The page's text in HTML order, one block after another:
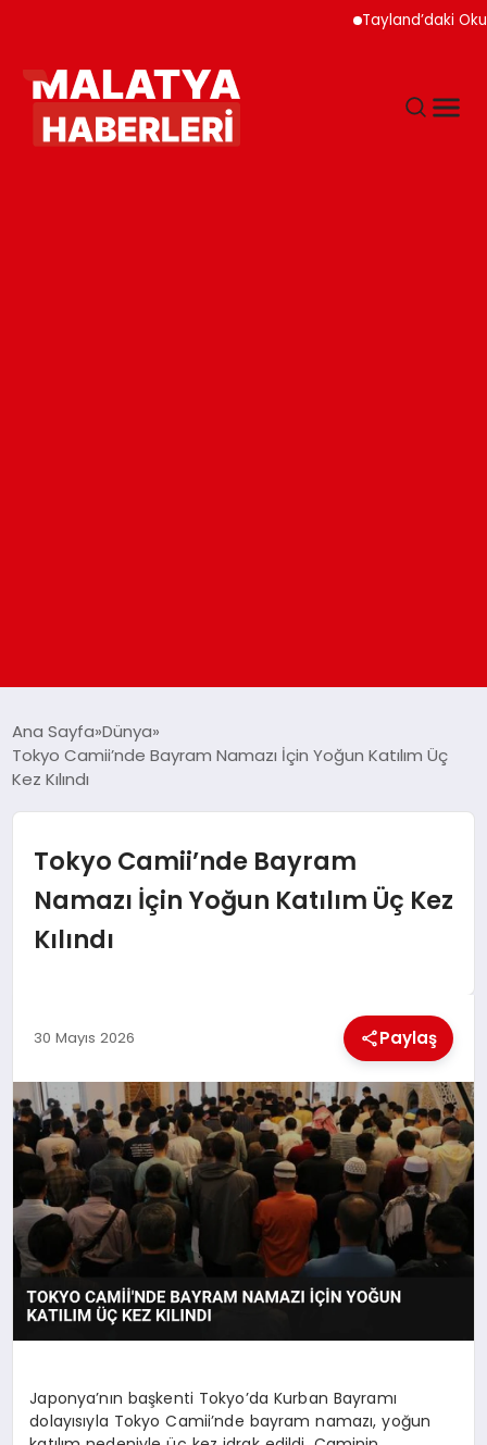
Tayland’daki Okul
GÜNDEM
DÜNYA
EĞITIM
MAGAZIN
SAĞLIK
SIYASET
SPOR
TEKNOLOJI
Ana Sayfa Dünya
Tokyo Camii’nde Bayram Namazı İçin Yoğun Katılım Üç
Kez Kılındı
Tokyo Camii’nde Bayram
Namazı İçin Yoğun Katılım Üç Kez
Kılındı
30 Mayıs 2026 Paylaş
Japonya’nın başkenti Tokyo’da Kurban Bayramı
dolayısıyla Tokyo Camii’nde bayram namazı, yoğun